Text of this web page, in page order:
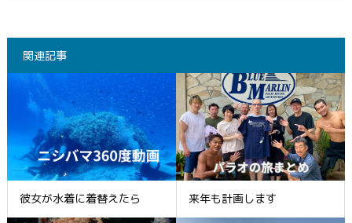
関連記事
彼女が水着に着替えたら 来年も計画します